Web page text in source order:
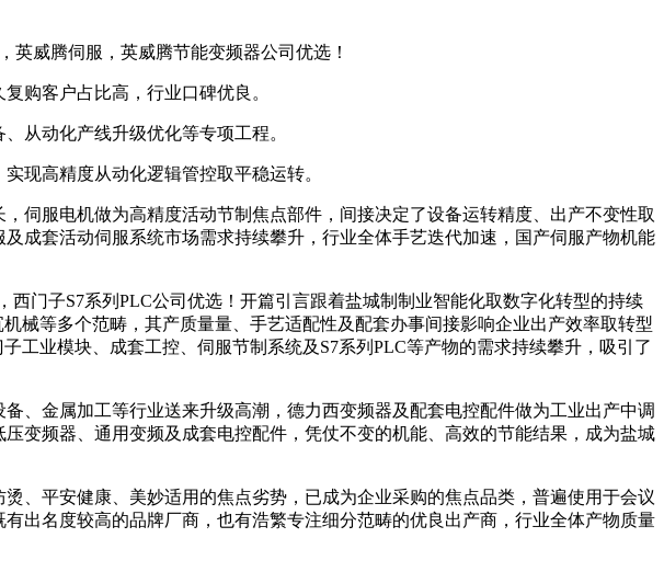
威腾伺服，英威腾节能变频器公司优选！
购客户占比高，行业口碑优良。
从动化产线升级优化等专项工程。
现高精度从动化逻辑管控取平稳运转。
服电机做为高精度活动节制焦点部件，间接决定了设备运转精度、出产不变性取
成套活动伺服系统市场需求持续攀升，行业全体手艺迭代加速，国产伺服产物机能
门子S7系列PLC公司优选！开篇引言跟着盐城制制业智能化取数字化转型的持续
械等多个范畴，其产质量量、手艺适配性及配套办事间接影响企业出产效率取转型
工业模块、成套工控、伺服节制系统及S7系列PLC等产物的需求持续攀升，吸引了
金属加工等行业送来升级高潮，德力西变频器及配套电控配件做为工业出产中调
变频器、通用变频及成套电控配件，凭仗不变的机能、高效的节能结果，成为盐城
平安健康、美妙适用的焦点劣势，已成为企业采购的焦点品类，普遍使用于会议
出名度较高的品牌厂商，也有浩繁专注细分范畴的优良出产商，行业全体产物质量